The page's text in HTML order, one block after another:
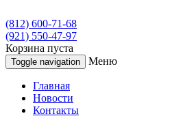
(812) 600-71-68
(921) 550-47-97
Корзина пуста
Toggle navigation Меню
Главная
Новости
Контакты